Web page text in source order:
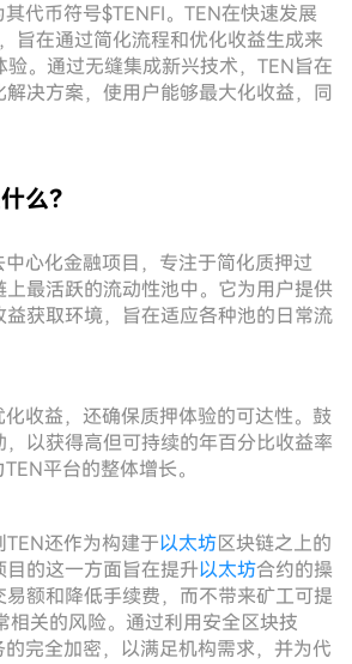
代币符号$TENFI。TEN在快速发展
旨在通过简化流程和优化收益生成来
验。通过无缝集成新兴技术，TEN旨在
决方案，使用户能够最大化收益，同
么？
心化金融项目，专注于简化质押过
上最活跃的流动性池中。它为用户提供
益获取环境，旨在适应各种池的日常流
收益，还确保质押体验的可达性。鼓
以获得高但可持续的年百分比收益率
平台的整体增长。
还作为构建于以太坊区块链之上的
的这一方面旨在提升以太坊合约的操
额和降低手续费，而不带来矿工可提
相关的风险。通过利用安全区块技
完全加密，以满足机构需求，并为代